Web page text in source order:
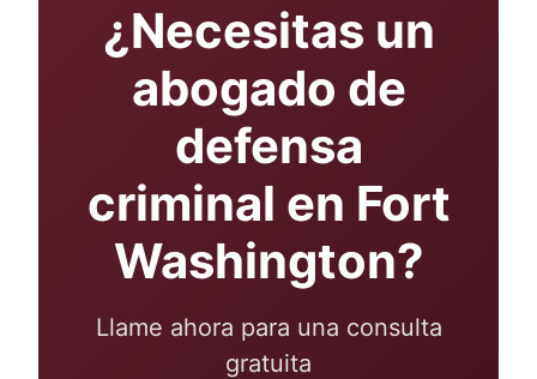
¿Necesitas un
abogado de
defensa
criminal en Fort
Washington?
Llame ahora para una consulta
gratuita